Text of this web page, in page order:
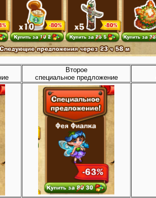
Второе
специальное предложение